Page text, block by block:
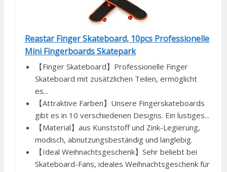
Reastar Finger Skateboard, 10pcs Professionelle
Mini Fingerboards Skatepark
【Finger Skateboard】Professionelle Finger
Skateboard mit zusätzlichen Teilen, ermöglicht
es...
【Attraktive Farben】Unsere Fingerskateboards
gibt es in 10 verschiedenen Designs. Ein lustiges...
【Material】aus Kunststoff und Zink-Legierung,
modisch, abnutzungsbeständig und langlebig.
【Ideal Weihnachtsgeschenk】Sehr beliebt bei
Skateboard-Fans, ideales Weihnachtsgeschenk für